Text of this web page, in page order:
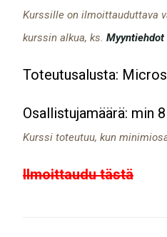
Kurssille on ilmoittauduttava
kurssin alkua, ks. Myyntiehdot
Toteutusalusta:
Osallistujamäärä: min
Kurssi toteutuu, kun
Ilmoittaudu tästä